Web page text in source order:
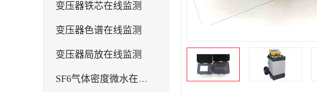
变压器铁芯在线监测
变压器色谱在线监测
变压器局放在线监测
SF6气体密度微水在线监测系统